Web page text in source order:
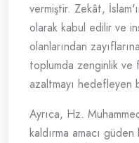
vermiştir. Zekât,
olarak kabul edilir ve
olanlarından
toplumda zenginlik ve
azaltmayı hedefleyen
Ayrıca, Hz.
kaldırma amacı